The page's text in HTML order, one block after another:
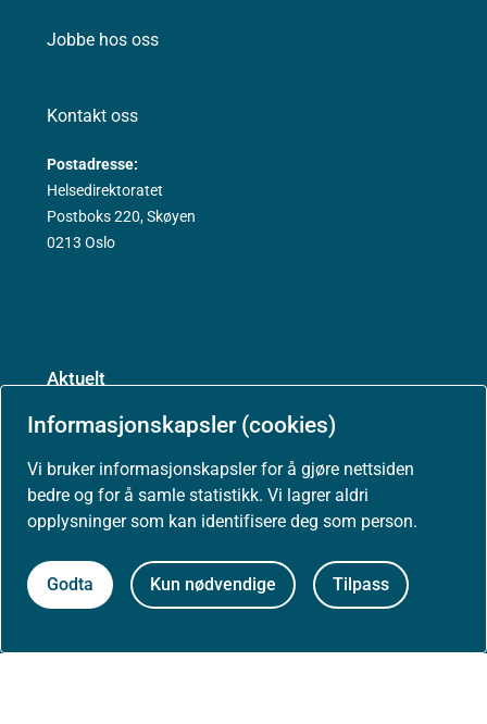
Informasjonskapsler (cookies)
Vi bruker informasjonskapsler for å gjøre nettsiden
bedre og for å samle statistikk. Vi lagrer aldri
opplysninger som kan identifisere deg som person.
Godta Kun nødvendige Tilpass
Jobbe hos oss
Kontakt oss
Postadresse:
Helsedirektoratet
Postboks 220, Skøyen
0213 Oslo
Aktuelt
Arrangementer
Høringer